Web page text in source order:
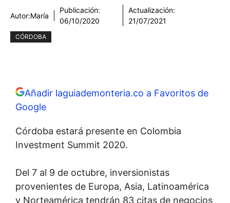
Autor:María
Publicación:
06/10/2020
Actualización:
21/07/2021
CÓRDOBA
Añadir laguiademonteria.co a Favoritos de
Google
Córdoba estará presente en Colombia
Investment Summit 2020.
Del 7 al 9 de octubre, inversionistas
provenientes de Europa, Asia, Latinoamérica
y Norteamérica tendrán 83 citas de negocios